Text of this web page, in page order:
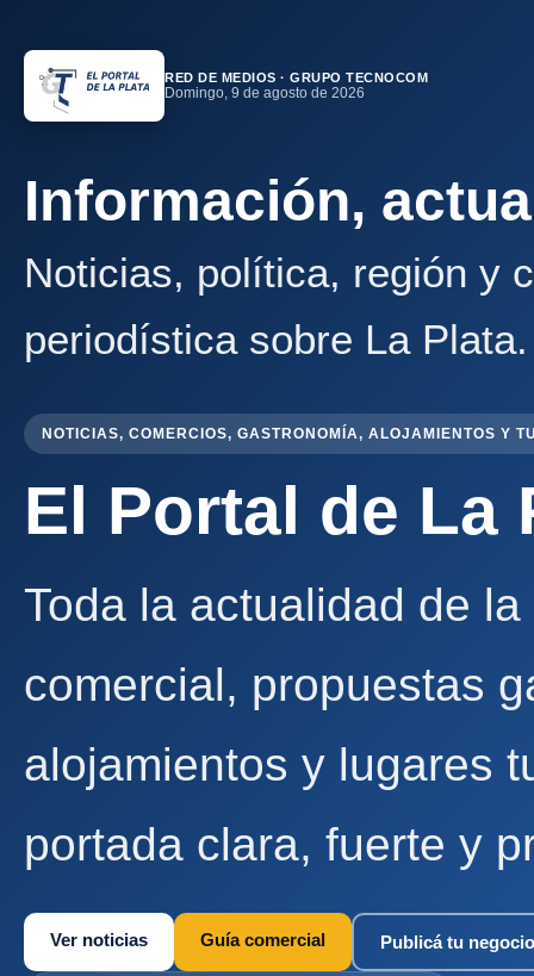
RED DE MEDIOS · GRUPO TECNOCOM
Domingo, 9 de agosto de 2026
Información,
Noticias, política, región y
periodística sobre La Plata.
NOTICIAS, COMERCIOS, GASTRONOMÍA, ALOJAMIENTOS Y
El Portal de La
Toda la actualidad de
comercial, propuestas
alojamientos y lugares
portada clara, fuerte y
Ver noticias Guía comercial Publicá tu negocio